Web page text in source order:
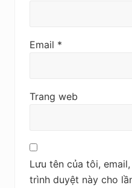
Email *
Trang web
Lưu tên của tôi,
trình duyệt này cho